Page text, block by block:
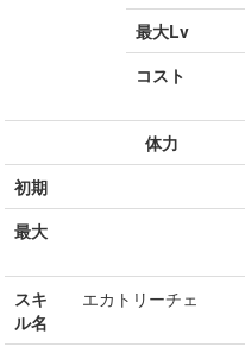
最大Lv
コスト
体力
初期
最大
スキ
ル名
エカトリーチェ